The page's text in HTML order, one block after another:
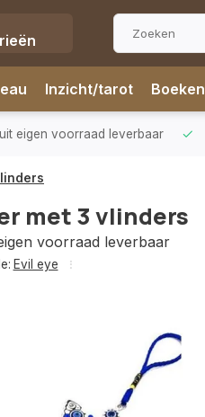
Inzicht/tarot Boeken
eigen voorraad leverbaar
met 3 vlinders
voorraad leverbaar
Evil eye